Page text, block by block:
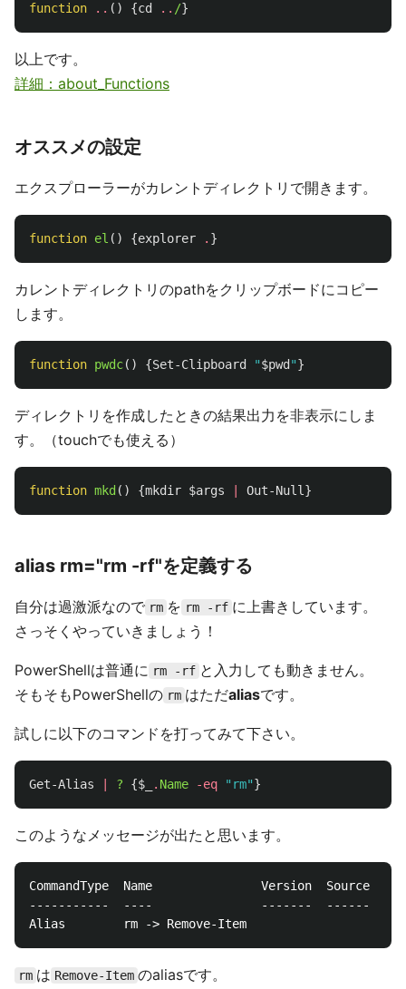
function
.. () {cd .. /}
以上です。
詳細：about_Functions
オススメの設定
エクスプローラーがカレントディレクトリで開きます。
function el () {explorer . }
カレントディレクトリのpathをクリップボードにコピー
します。
function pwdc() {Set-Clipboard "$pwd "}
ディレクトリを作成したときの結果出力を非表示にしま
す。（touchでも使える）
function mkd () {mkdir $args Out-Null }
alias rm="rm -rf"を定義する
自分は過激派なので rm を rm -rf に上書きしています。
さっそくやっていきましょう！
PowerShellは普通に rm -rf と入力しても動きません。
そもそもPowerShellの rm はただaliasです。
試しに以下のコマンドを打ってみて下さい。
Get-Alias ? {$_ . Name -eq "rm"}
このようなメッセージが出たと思います。
CommandType  Name               Version  Source
-----------  ----               -------  ------
rm は Remove-Item のaliasです。